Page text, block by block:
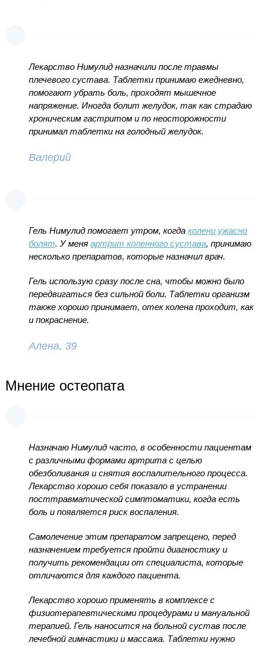
Лекарство Нимулид назначили после травмы
плечевого сустава. Таблетки принимаю ежедневно,
помогают убрать боль, проходят мышечное
напряжение. Иногда болит желудок, так как страдаю
хроническим гастритом и по неосторожности
принимал таблетки на голодный желудок.
Валерий
Гель Нимулид помогает утром, когда колени ужасно
болят. У меня артрит коленного сустава, принимаю
несколько препаратов, которые назначил врач.
Гель использую сразу после сна, чтобы можно было
передвигаться без сильной боли. Таблетки организм
также хорошо принимает, отек колена проходит, как
и покраснение.
Алена, 39
Мнение остеопата
Назначаю Нимулид часто, в особенности пациентам
с различными формами артрита с целью
обезболивания и снятия воспалительного процесса.
Лекарство хорошо себя показало в устранении
посттравматической симптоматики, когда есть
боль и появляется риск воспаления.
Самолечение этим препаратом запрещено, перед
назначением требуется пройти диагностику и
получить рекомендации от специалиста, которые
отличаются для каждого пациента.
Лекарство хорошо применять в комплексе с
физиотерапевтическими процедурами и мануальной
терапией. Гель наносится на больной сустав после
лечебной гимнастики и массажа. Таблетки нужно